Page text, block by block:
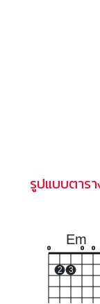
รูปแบบตาร
Em
o
2 3
o o